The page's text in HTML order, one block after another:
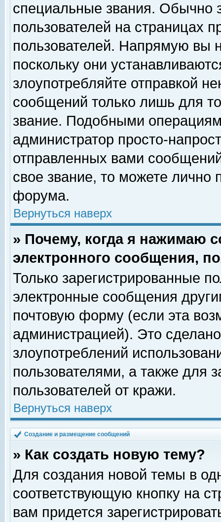
специальные звания. Обычно
пользователей на страницах
пользователей. Напрямую вы
поскольку они
злоупотребляйте отправкой
сообщений только лишь для
звание. Подобными
администратор просто-
отправленных вами
свое звание, то можете лично
форума.
Вернуться наверх
» Почему, когда я нажимаю
электронного сообщения,
Только зарегистрированные
электронные сообщения
почтовую форму (если эта
администрацией). Это
злоупотреблений
пользователями, а также для
пользователей от кражи.
Вернуться наверх
Создание и размещение сообщений
» Как создать новую тему?
Для создания новой темы в
соответствующую кнопку на
вам придется